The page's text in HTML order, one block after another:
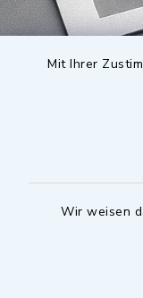
Mit Ihrer
Wir weisen